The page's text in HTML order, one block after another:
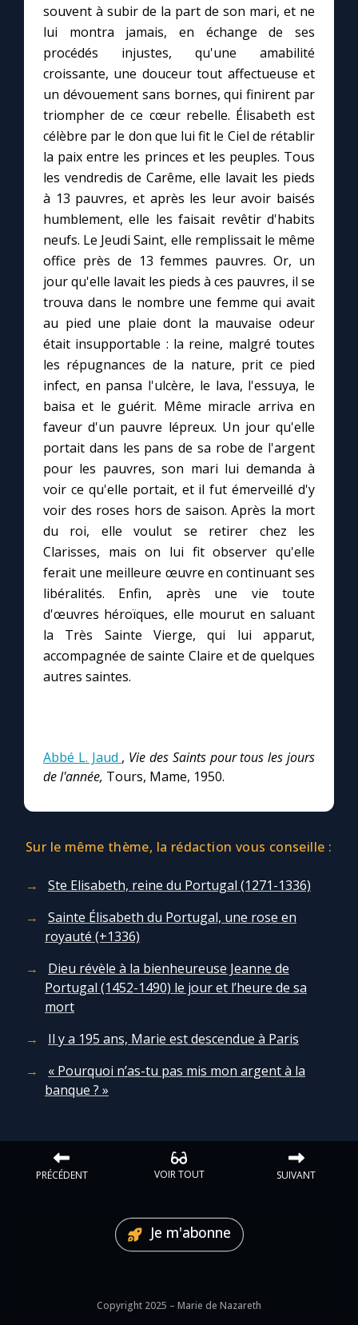
Mes intentions de prière
Une Minute avec Marie
Une neuvaine
À la une
1000 Raisons de Croire
Chapelet pour le monde
Contact
Faire un don
Marie de Nazareth
souvent à subir de la part de son mari, et ne
lui montra jamais, en échange de ses
procédés injustes, qu'une amabilité
croissante, une douceur tout affectueuse et
un dévouement sans bornes, qui finirent par
triompher de ce cœur rebelle. Élisabeth est
célèbre par le don que lui fit le Ciel de rétablir
la paix entre les princes et les peuples. Tous
les vendredis de Carême, elle lavait les pieds
à 13 pauvres, et après les leur avoir baisés
humblement, elle les faisait revêtir d'habits
neufs. Le Jeudi Saint, elle remplissait le même
office près de 13 femmes pauvres. Or, un
jour qu'elle lavait les pieds à ces pauvres, il se
trouva dans le nombre une femme qui avait
au pied une plaie dont la mauvaise odeur
était insupportable : la reine, malgré toutes
les répugnances de la nature, prit ce pied
infect, en pansa l'ulcère, le lava, l'essuya, le
baisa et le guérit. Même miracle arriva en
faveur d'un pauvre lépreux. Un jour qu'elle
portait dans les pans de sa robe de l'argent
pour les pauvres, son mari lui demanda à
voir ce qu'elle portait, et il fut émerveillé d'y
voir des roses hors de saison. Après la mort
du roi, elle voulut se retirer chez les
Clarisses, mais on lui fit observer qu'elle
ferait une meilleure œuvre en continuant ses
libéralités. Enfin, après une vie toute
d'œuvres héroïques, elle mourut en saluant
la Très Sainte Vierge, qui lui apparut,
accompagnée de sainte Claire et de quelques
autres saintes.
Abbé L. Jaud , Vie des Saints pour tous les jours
de l'année, Tours, Mame, 1950.
Sur le même thème, la rédaction vous conseille :
Ste Elisabeth, reine du Portugal (1271-1336)
Sainte Élisabeth du Portugal, une rose en
royauté (+1336)
Dieu révèle à la bienheureuse Jeanne de
Portugal (1452-1490) le jour et l’heure de sa
mort
Il y a 195 ans, Marie est descendue à Paris
« Pourquoi n’as-tu pas mis mon argent à la
banque ? »
PRÉCÉDENT VOIR TOUT SUIVANT
Je m'abonne
Copyright 2025 – Marie de Nazareth